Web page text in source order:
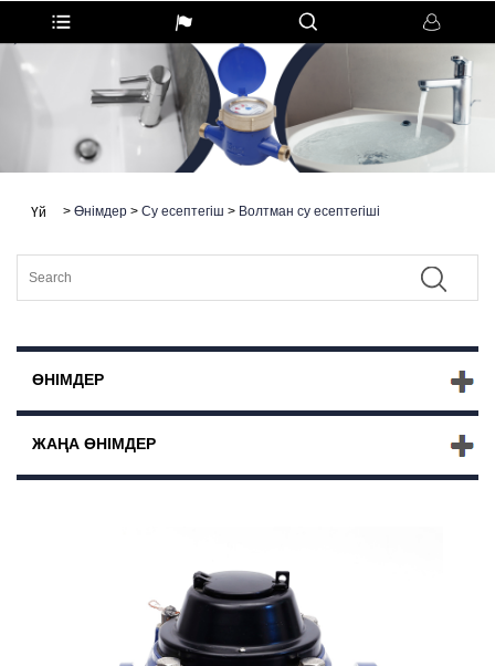
Үй > Өнімдер > Су есептегіш > Волтман су есептегіші
ӨНІМДЕР
ЖАҢА ӨНІМДЕР